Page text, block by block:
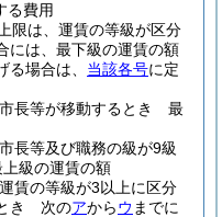
る費用
限は、運賃の等級が区分
には、最下級の運賃の額
る場合は、 当該各号に定
長等が移動するとき 最
長等及び職務の級が9級
級の運賃の額
賃の等級が3以上に区分
き 次のアからウ までに